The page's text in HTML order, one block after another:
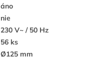
áno
nie
230 V~ / 50 Hz
56 ks
Ø125 mm